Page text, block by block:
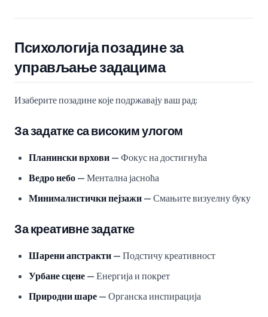
Психологија позадине за
управљање задацима
Изаберите позадине које подржавају ваш рад:
За задатке са високим улогом
Планински врхови — Фокус на достигнућа
Ведро небо — Ментална јасноћа
Минималистички пејзажи — Смањите визуелну буку
За креативне задатке
Шарени апстракти — Подстичу креативност
Урбане сцене — Енергија и покрет
Природни шаре — Органска инспирација